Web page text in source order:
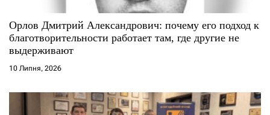
Орлов Дмитрий Александрович: почему его подход к
благотворительности работает там, где другие не
выдерживают
10 Липня, 2026